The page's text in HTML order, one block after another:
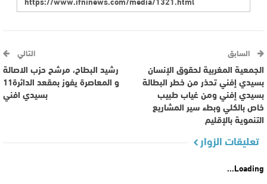
السابق
الجمعية المغربية لحقوق الإنسان
بسيدي إفني تحذر من خطر البطالة
بسيدي إفني ومن غياب طبيب
خاص بالكلي وبطء سير المشاريع
التنموية بالإقليم
التالي
رشيد البطاح، مرشح حزب الاصالة
و المعاصرة يفوز بمقعد الدائرة11
بسيدي افني
تعليقات الزوار
Loading...